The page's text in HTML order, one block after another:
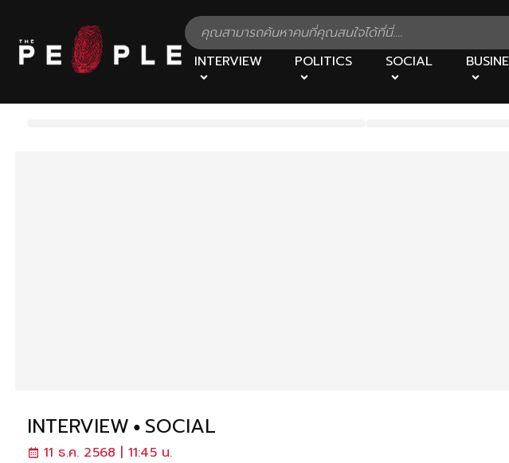
INTERVIEW POLITICS SOCIAL
INTERVIEW SOCIAL
11 ธ.ค. 2568 | 11:45 น.